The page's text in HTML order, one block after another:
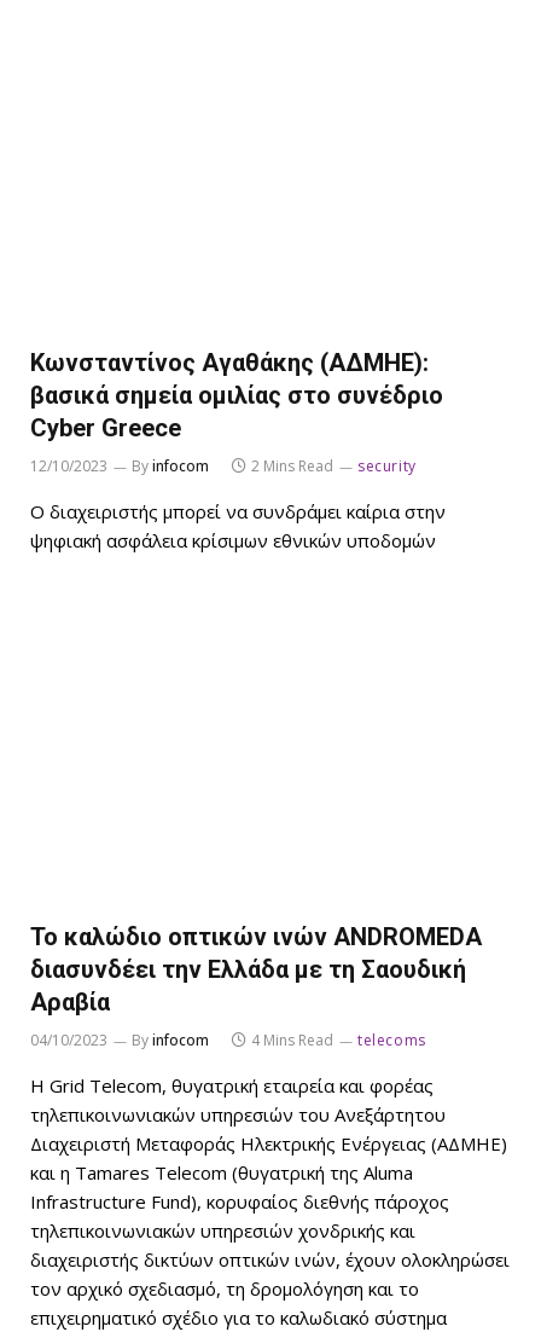
Κωνσταντίνος Αγαθάκης (ΑΔΜΗΕ):
βασικά σημεία ομιλίας στο συνέδριο
Cyber Greece
12/10/2023 Byinfocom 2 Mins Read security
Ο διαχειριστής μπορεί να συνδράμει καίρια στην
ψηφιακή ασφάλεια κρίσιμων εθνικών υποδομών
Το καλώδιο οπτικών ινών ANDROMEDA
διασυνδέει την Ελλάδα με τη Σαουδική
Αραβία
04/10/2023 Byinfocom 4 Mins Read telecoms
H Grid Telecom, θυγατρική εταιρεία και φορέας
τηλεπικοινωνιακών υπηρεσιών του Ανεξάρτητου
Διαχειριστή Μεταφοράς Ηλεκτρικής Ενέργειας (ΑΔΜΗΕ)
και η Tamares Telecom (θυγατρική της Aluma
Infrastructure Fund), κορυφαίος διεθνής πάροχος
τηλεπικοινωνιακών υπηρεσιών χονδρικής και
διαχειριστής δικτύων οπτικών ινών, έχουν ολοκληρώσει
τον αρχικό σχεδιασμό, τη δρομολόγηση και το
επιχειρηματικό σχέδιο για το καλωδιακό σύστημα